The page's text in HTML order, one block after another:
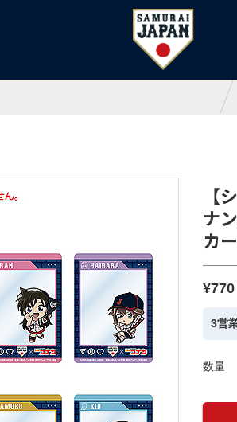
パンオフィシャルオン
【
ナ
カ
¥770
3営
数量